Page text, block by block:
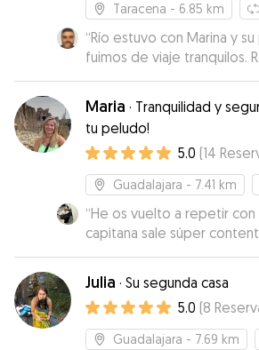
Taracena - 6.85 km
“Río estuvo con Marina y
fuimos de viaje tranquilos.
futuro. Muchas gracias.”
Maria · Tranquilidad y
tu peludo!
5.0 (14
Guadalajara - 7.41 km
“He os vuelto a repetir con María y tal como la otra vez
capitana sale súper
Julia · Su segunda casa
5.0 (8
Guadalajara - 7.69 km